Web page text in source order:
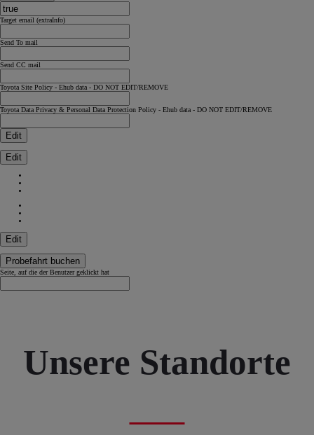
Target email (extraInfo)
Send To mail
Send CC mail
Toyota Site Policy - Ehub data - DO NOT EDIT/REMOVE
Toyota Data Privacy & Personal Data Protection Policy - Ehub data - DO NOT EDIT/REMOVE
Edit
Edit
Edit
Probefahrt buchen
Seite, auf die der Benutzer geklickt hat
Unsere Standorte